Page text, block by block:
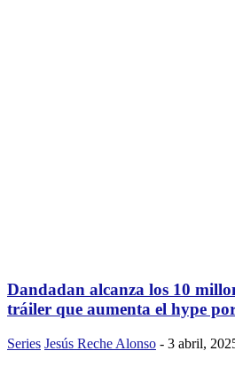
Dandadan alcanza los 10
tráiler que aumenta el hype
Series Jesús Reche Alonso - 3 abril,